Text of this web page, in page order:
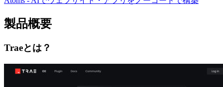
製品概要
Traeとは？